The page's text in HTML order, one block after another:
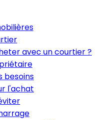
avec un courtier ?
besoins
l'achat